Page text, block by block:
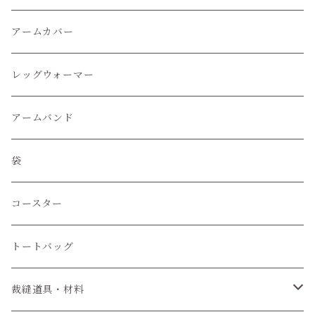
くるぶし丈ソックス
アームカバー
レッグウォーマー
アームバンド
袋
コースター
トートバッグ
裁縫道具・材料